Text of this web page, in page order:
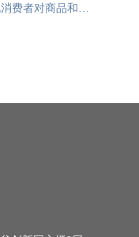
费者对商品和服
领域，药品从生
品不仅具有一定